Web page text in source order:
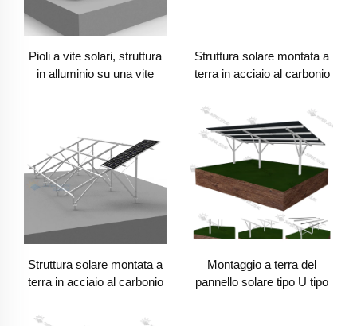
Pioli a vite solari, struttura
in alluminio su una vite
Struttura solare montata a
terra in acciaio al carbonio
Struttura solare montata a
terra in acciaio al carbonio
Montaggio a terra del
pannello solare tipo U tipo